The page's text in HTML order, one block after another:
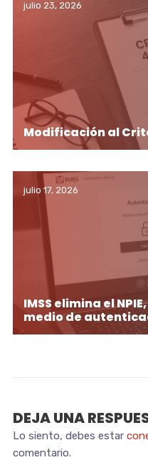
julio 23, 2026
Modificación al
julio 17, 2026
IMSS elimina el
medio de
DEJA UNA
Lo siento, debes estar
comentario.